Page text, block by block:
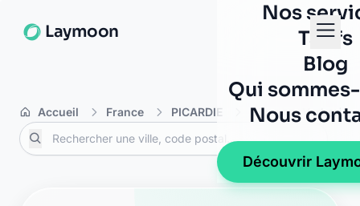
Laymoon
Nos
Tarifs
Blog
Qui
Nous
Découvrir
Accueil France PICARDIE Oise Verberie